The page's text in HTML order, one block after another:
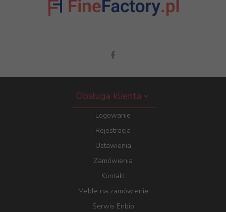
Obsługa klienta
Logowanie
Rejestracja
Ustawienia
Zamówienia
Kontakt
Meble na zamówienie
Serwis Enbio